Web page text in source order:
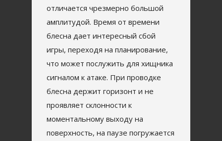
отличается чрезмерно большой
амплитудой. Время от времени
блесна дает интересный сбой
игры, переходя на планирование,
что может послужить для хищника
сигналом к атаке. При проводке
блесна держит горизонт и не
проявляет склонности к
моментальному выходу на
поверхность, на паузе погружается